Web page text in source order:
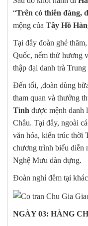
“Trên có thiên đàng,
mộng của Tây Hồ
Tại đây đoàn ghé
Quốc, nếm thử hương
thập đại danh trà Trung
Đến tối, ,đoàn dùng
tham quan và thưởng
Tình được mệnh danh
Châu. Tại đây, ngoài
văn hóa, kiến trúc thời
chương trình biểu diễn
Nghệ Mưu dàn dựng.
Đoàn nghỉ đêm tại
NGÀY 03: HÀNG